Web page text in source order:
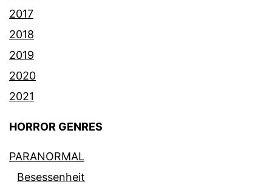
2017
2018
2019
2020
2021
HORROR GENRES
PARANORMAL
Besessenheit